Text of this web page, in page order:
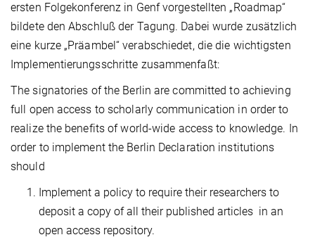
ersten Folge­konferenz in Genf vorgestellten „Roadmap“
bildete den Abschluß der Tagung. Dabei wurde zusätzlich
eine kurze „Präambel“ verabschiedet, die die wichtigsten
Implementierungs­schritte zusammenfaßt:
The signatories of the Berlin are committed to achieving
full open access to scholarly communication in order to
realize the benefits of world-wide access to knowledge. In
order to implement the Berlin Declaration institutions
should
Implement a policy to require their researchers to
deposit a copy of all their published articles in an
open access repository.